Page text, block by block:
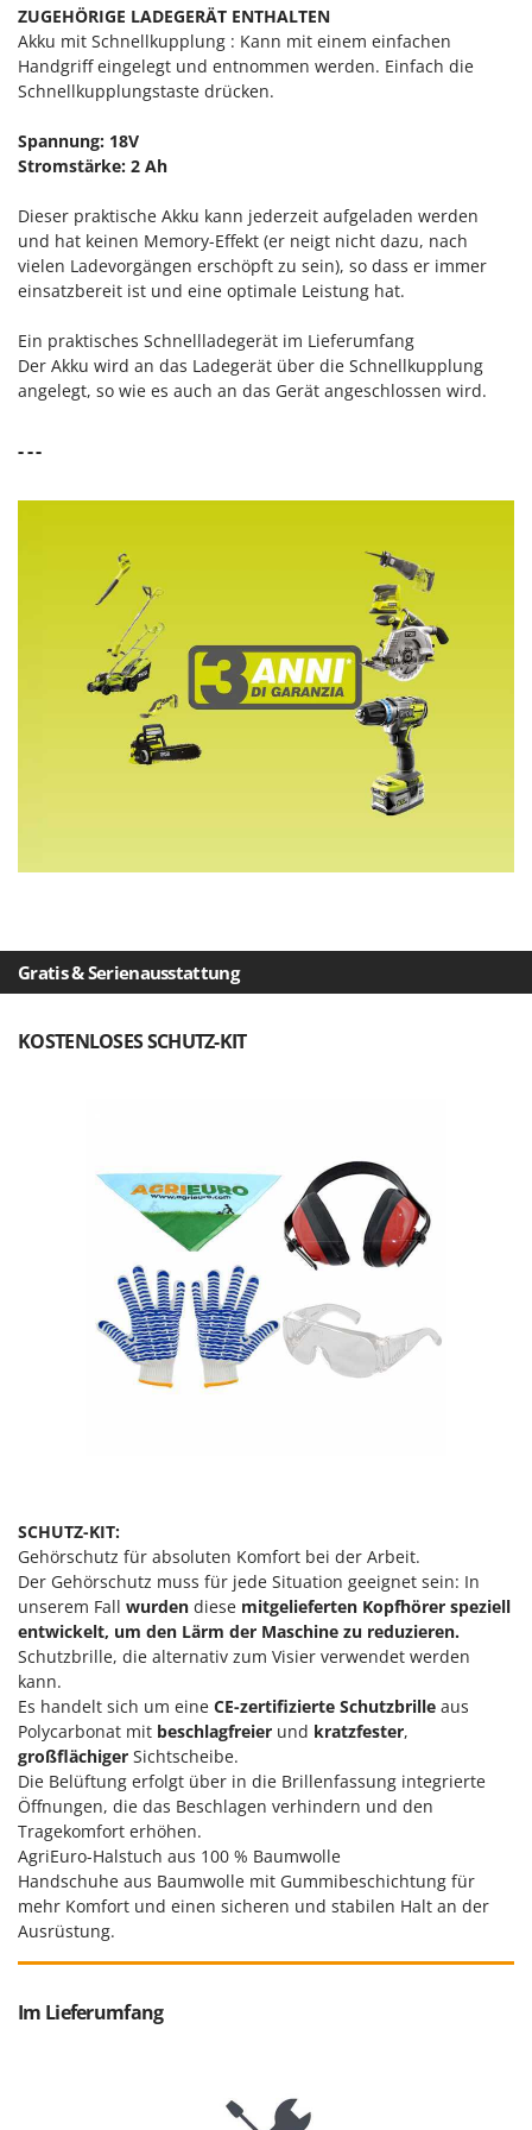
Stäubegeräte für Traktor
Staubsauger - Elektrobesen
T
Teppichreiniger und Teppichbodenreiniger
Thermische und mechanische Unkrautbrenner
Tomatenpressen
Tragbare Powerstationen
Traktor-Heckenscheren mit Ausleger
U
Umfüllpumpen
Umkehrfräsen
V
Vertikutierer
Wasserpumpen
Wasserpumpen für Traktoren
Wein- und Obstpressen
Wein- und Ölschichtenfilter
Weitere Produkte
Zinkeneggen
Zubehör für Rasentraktoren
Infaco
Intec
Intex
Italyco
J JOLLY ITALIA
K
KAAZ
Karcher
Kasco
KitchenAid
Komo
Laica
Lampacrescia - MGM
Landxcape
LAR Casalinghi
Lisam
M
M.A.I.BO.
Macte Ovens
Marina Systems
McCulloch
MCH
Michelin
MOSA
MOVA
Mowox
MTD
N
New O.M.R.A.
Nilfisk
Ninja
Novatec
Novital
NuAir
NuovaFac
Officine Savioli
ZUGEHÖRIGE LADEGERÄT ENTHALTEN
Akku mit Schnellkupplung : Kann mit einem einfachen
Handgriff eingelegt und entnommen werden. Einfach die
Schnellkupplungstaste drücken.
Spannung: 18V
Stromstärke: 2 Ah
Dieser praktische Akku kann jederzeit aufgeladen werden
und hat keinen Memory-Effekt (er neigt nicht dazu, nach
vielen Ladevorgängen erschöpft zu sein), so dass er immer
einsatzbereit ist und eine optimale Leistung hat.
Ein praktisches Schnellladegerät im Lieferumfang
Der Akku wird an das Ladegerät über die Schnellkupplung
angelegt, so wie es auch an das Gerät angeschlossen wird.
- - -
Gratis & Serienausstattung
KOSTENLOSES SCHUTZ-KIT
SCHUTZ-KIT:
Gehörschutz für absoluten Komfort bei der Arbeit.
Der Gehörschutz muss für jede Situation geeignet sein: In
unserem Fall wurden diese mitgelieferten Kopfhörer speziell
entwickelt, um den Lärm der Maschine zu reduzieren.
Schutzbrille, die alternativ zum Visier verwendet werden
kann.
Es handelt sich um eine CE-zertifizierte Schutzbrille aus
Polycarbonat mit beschlagfreier und kratzfester,
großflächiger Sichtscheibe.
Die Belüftung erfolgt über in die Brillenfassung integrierte
Öffnungen, die das Beschlagen verhindern und den
Tragekomfort erhöhen.
AgriEuro-Halstuch aus 100 % Baumwolle
Handschuhe aus Baumwolle mit Gummibeschichtung für
mehr Komfort und einen sicheren und stabilen Halt an der
Ausrüstung.
Im Lieferumfang